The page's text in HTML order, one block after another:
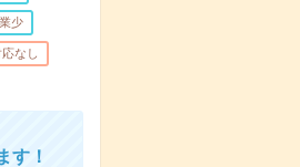
少
なし
す！